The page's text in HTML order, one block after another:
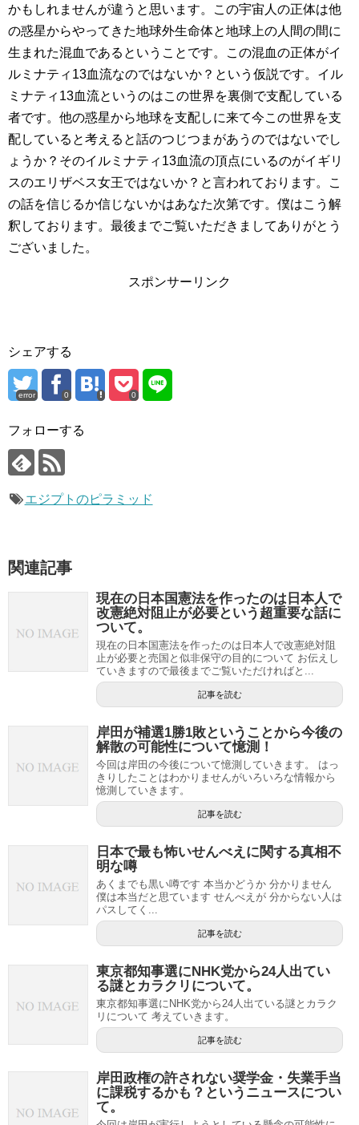
かもしれませんが違うと思います。この宇宙人の正体は他
の惑星からやってきた地球外生命体と地球上の人間の間に
生まれた混血であるということです。この混血の正体がイ
ルミナティ13血流なのではないか？という仮説です。イル
ミナティ13血流というのはこの世界を裏側で支配している
者です。他の惑星から地球を支配しに来て今この世界を支
配していると考えると話のつじつまがあうのではないでし
ょうか？そのイルミナティ13血流の頂点にいるのがイギリ
スのエリザベス女王ではないか？と言われております。こ
の話を信じるか信じないかはあなた次第です。僕はこう解
釈しております。最後までご覧いただきましてありがとう
ございました。
スポンサーリンク
シェアする
error 0 0
フォローする
エジプトのピラミッド
関連記事
現在の日本国憲法を作ったのは日本人で
改憲絶対阻止が必要という超重要な話に
ついて。
現在の日本国憲法を作ったのは日本人で改憲絶対阻
止が必要と売国と似非保守の目的について お伝えし
ていきますので最後までご覧いただければと...
記事を読む
岸田が補選1勝1敗ということから今後の
解散の可能性について憶測！
今回は岸田の今後について憶測していきます。 はっ
きりしたことはわかりませんがいろいろな情報から
憶測していきます。
記事を読む
日本で最も怖いせんべえに関する真相不
明な噂
あくまでも黒い噂です 本当かどうか 分かりません
僕は本当だと思ています せんべえが 分からない人は
パスしてく...
記事を読む
東京都知事選にNHK党から24人出てい
る謎とカラクリについて。
東京都知事選にNHK党から24人出ている謎とカラク
リについて 考えていきます。
記事を読む
岸田政権の許されない奨学金・失業手当
に課税するかも？というニュースについ
て。